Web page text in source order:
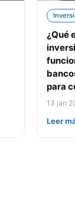
¿Qué
para
13 jan
Leer